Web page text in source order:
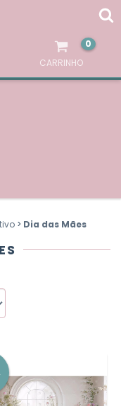
CARRINHO
0
> Dia das Mães